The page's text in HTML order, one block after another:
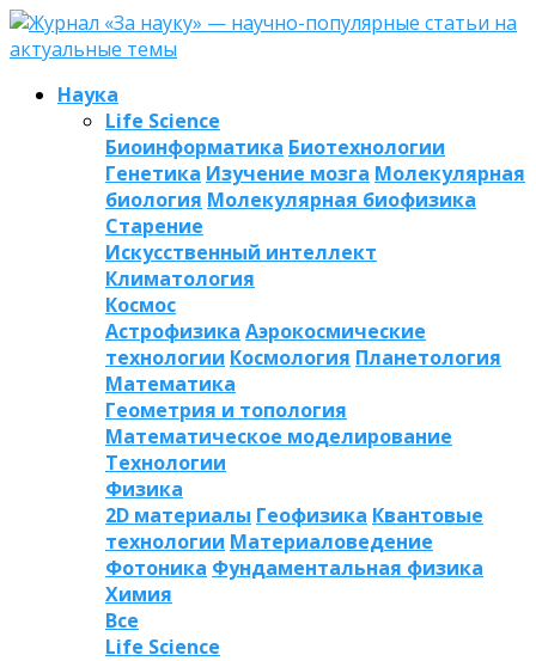
Наука
Life Science
Биоинформатика Биотехнологии
Генетика Изучение мозга Молекулярная
биология Молекулярная биофизика
Старение
Искусственный интеллект
Климатология
Космос
Астрофизика Аэрокосмические
технологии Космология Планетология
Математика
Геометрия и топология
Математическое моделирование
Технологии
Физика
2D материалы Геофизика Квантовые
технологии Материаловедение
Фотоника Фундаментальная физика
Химия
Все
Life Science